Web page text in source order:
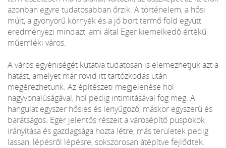
azonban egyre tudatosabban őrzik. A történelem, a hősi
múlt, a gyönyörű környék és a jó bort termő föld együtt
eredményezi mindazt, ami által Eger kiemelkedő értékű
műemléki város.
A város egyéniségét kutatva tudatosan is elemezhetjük azt a
hatást, amelyet már rövid itt tartózkodás után
megérezhetünk. Az építészeti megjelenése hol
nagyvonalúságával, hol pedig intimitásával fog meg. A
hangulat egyszer hősies és lenyűgöző, máskor egyszerű és
barátságos. Eger jelentős részeit a városépítő püspökök
irányítása és gazdagsága hozta létre, más területek pedig
lassan, lépésről lépésre, sokszorosan átépítve fejlődtek.